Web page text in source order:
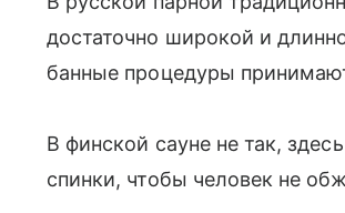
достаточно широкой и
банные процедуры
В финской сауне не так,
спинки, чтобы человек не